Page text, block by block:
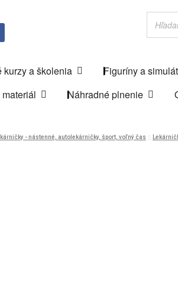
kurzy a školenia Figuríny a
Náhradné plnenie
- nástenné, autolekárničky, šport, voľný čas